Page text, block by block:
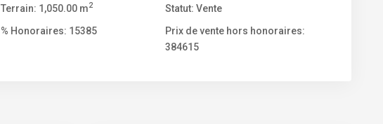
Terrain: 1,050.00 m2 Statut: Vente
% Honoraires: 15385
Prix de vente hors honoraires:
384615